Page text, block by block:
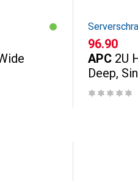
CHF
96.90
APC 2U
Deep,
in